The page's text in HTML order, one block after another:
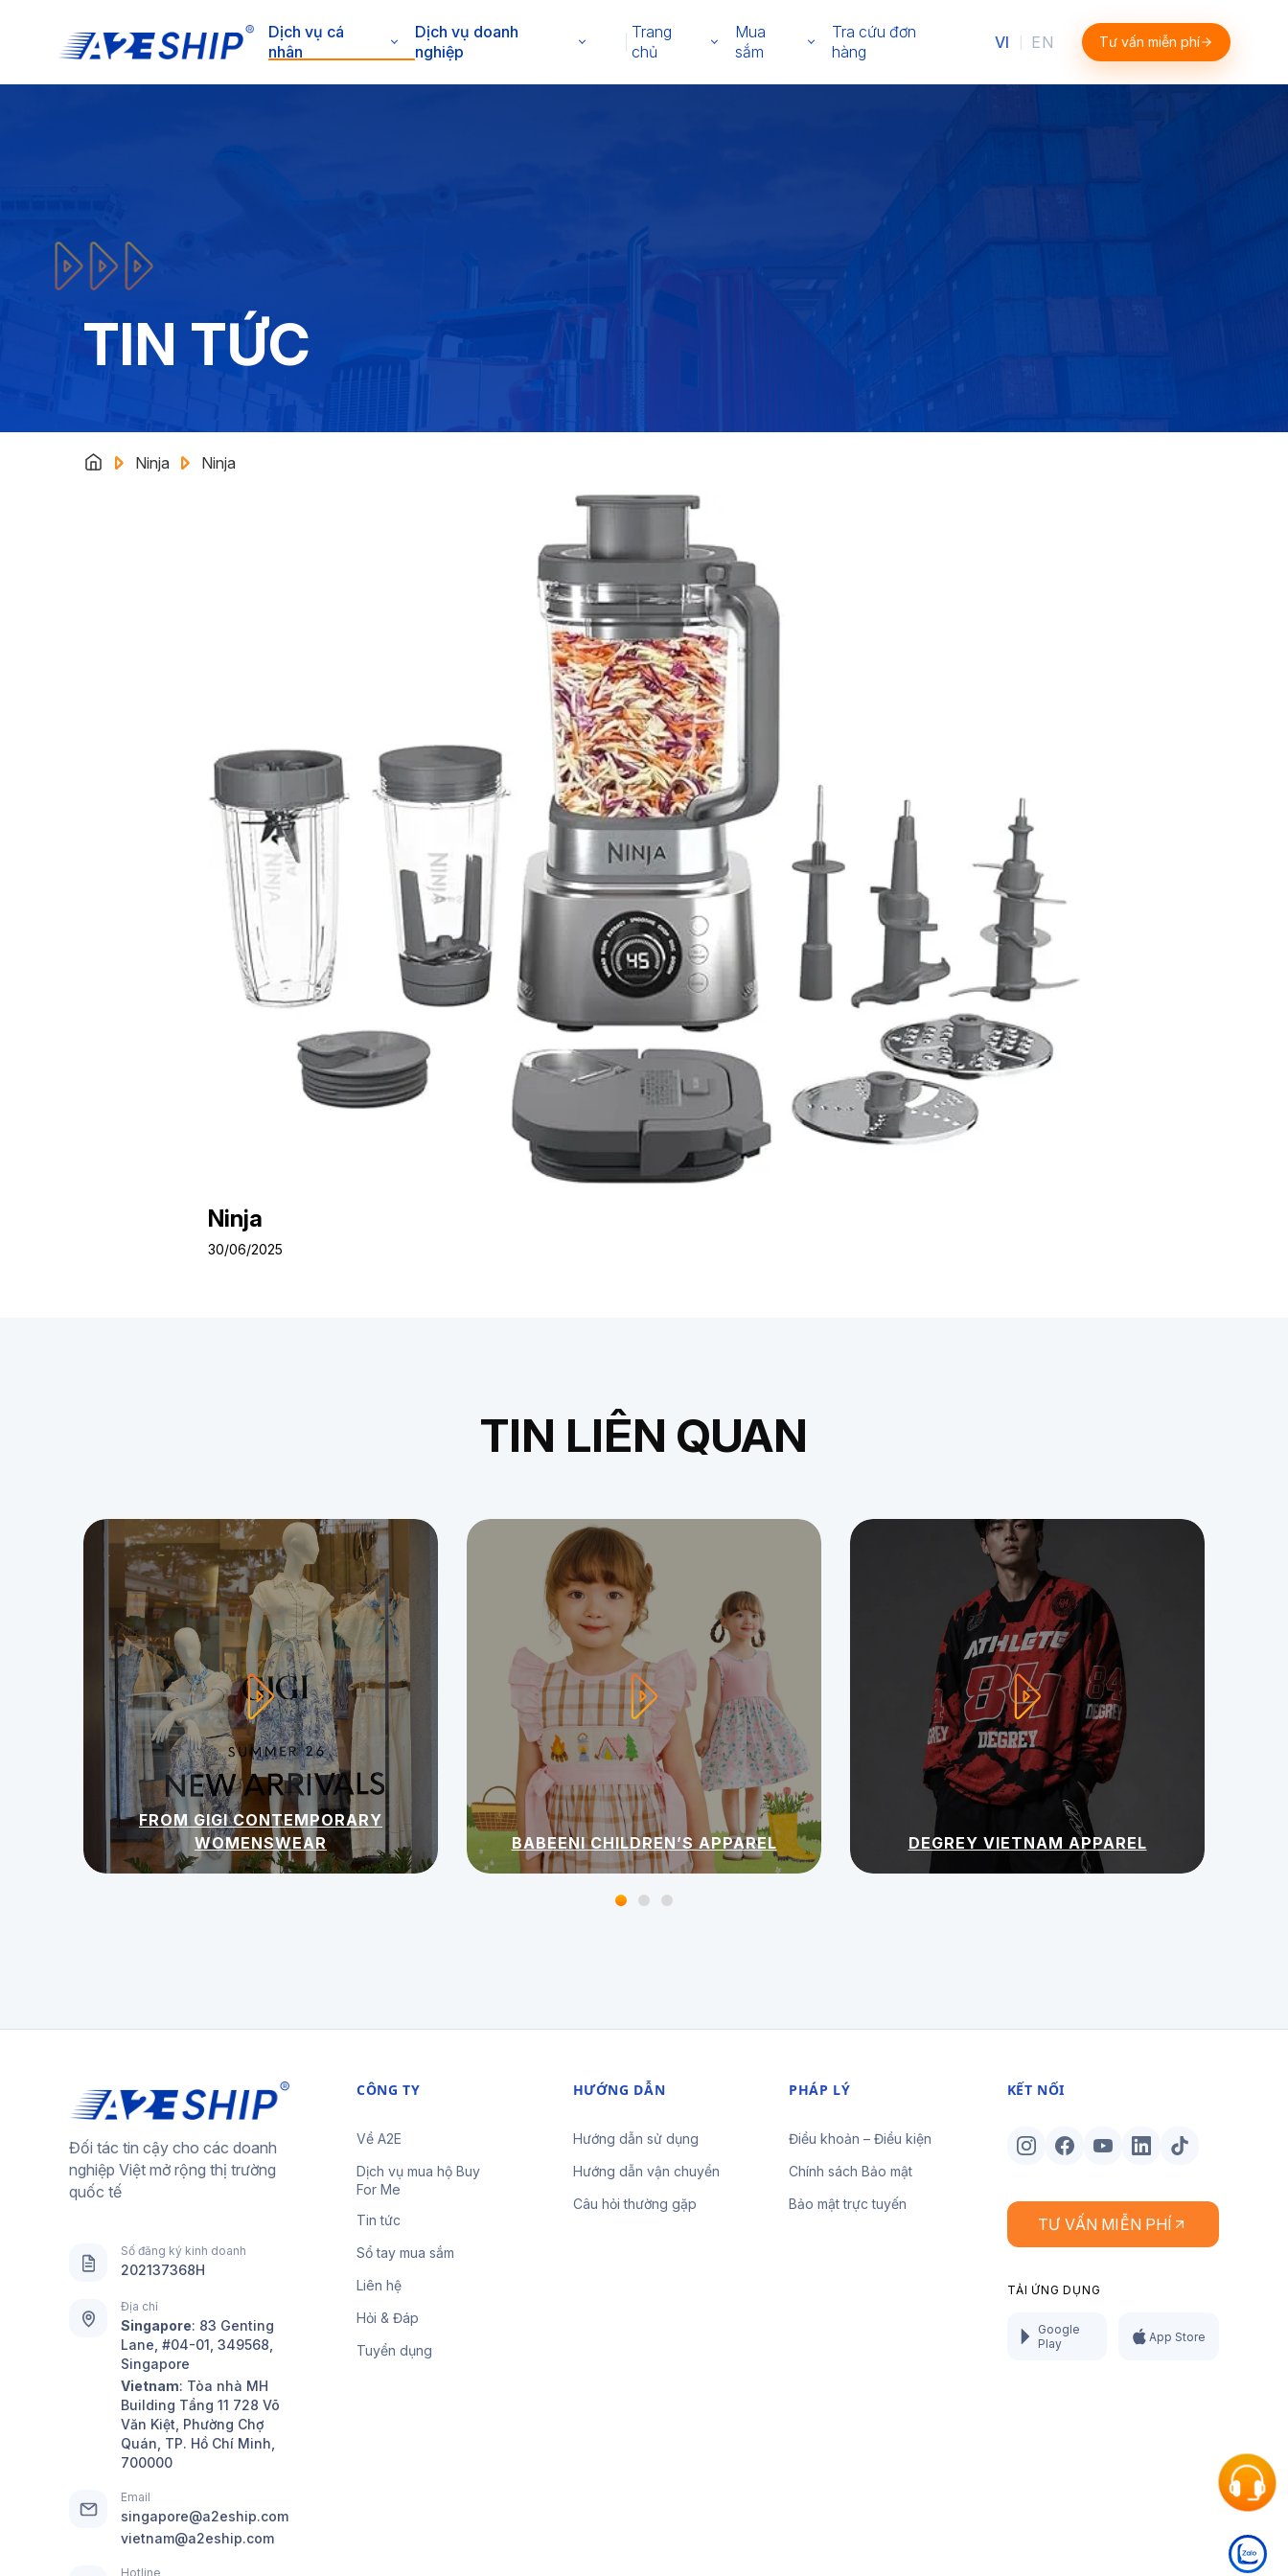
Dịch vụ cá
nhân
Dịch vụ doanh
nghiệp
Trang
chủ
Mua
sắm
Tra cứu đơn
hàng
VI EN Tư vấn miễn phí
TIN TỨC
Ninja Ninja
Ninja
30/06/2025
TIN LIÊN QUAN
FROM GIGI CONTEMPORARY
WOMENSWEAR
BABEENI CHILDREN’S APPAREL DEGREY VIETNAM APPAREL
Đối tác tin cậy cho các doanh
nghiệp Việt mở rộng thị trường
quốc tế
Số đăng ký kinh doanh
202137368H
Địa chỉ
Singapore: 83 Genting
Lane, #04-01, 349568,
Singapore
Vietnam: Tòa nhà MH
Building Tầng 11 728 Võ
Văn Kiệt, Phường Chợ
Quán, TP. Hồ Chí Minh,
700000
Email
singapore@a2eship.com
vietnam@a2eship.com
Hotline
CÔNG TY
Về A2E
Dịch vụ mua hộ Buy
For Me
Tin tức
Sổ tay mua sắm
Liên hệ
Hỏi & Đáp
Tuyển dụng
HƯỚNG DẪN
Hướng dẫn sử dụng
Hướng dẫn vận chuyển
Câu hỏi thường gặp
PHÁP LÝ
Điều khoản – Điều kiện
Chính sách Bảo mật
Bảo mật trực tuyến
KẾT NỐI
TƯ VẤN MIỄN PHÍ
TẢI ỨNG DỤNG
Google
Play
App Store